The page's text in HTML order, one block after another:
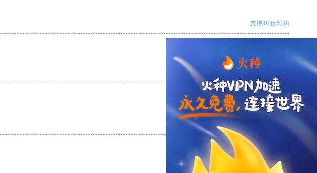
支持[0] 反对[0]
反对